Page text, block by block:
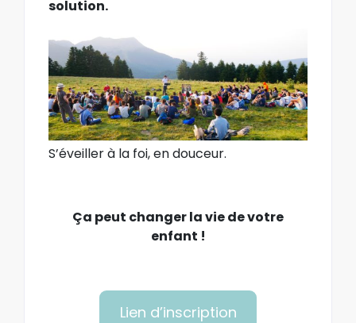
solution.
S’éveiller à la foi, en douceur.
Ça peut changer la vie de votre
enfant !
Lien d’inscription